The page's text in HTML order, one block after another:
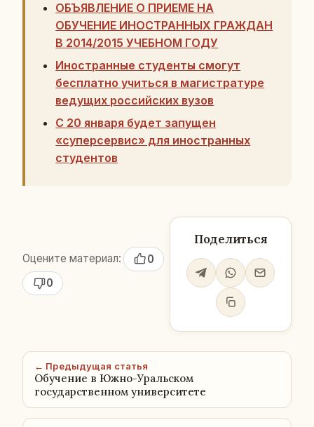
ОБЪЯВЛЕНИЕ О ПРИЕМЕ НА
ОБУЧЕНИЕ ИНОСТРАННЫХ ГРАЖДАН
В 2014/2015 УЧЕБНОМ ГОДУ
Иностранные студенты смогут
бесплатно учиться в магистратуре
ведущих российских вузов
С 20 января будет запущен
«суперсервис» для иностранных
студентов
Оцените материал:
0
0
Поделиться
← Предыдущая статья
Обучение в Южно-Уральском
государственном университете